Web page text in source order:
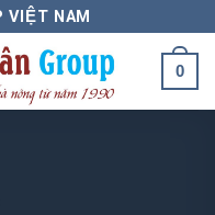
VIỆT NAM
0